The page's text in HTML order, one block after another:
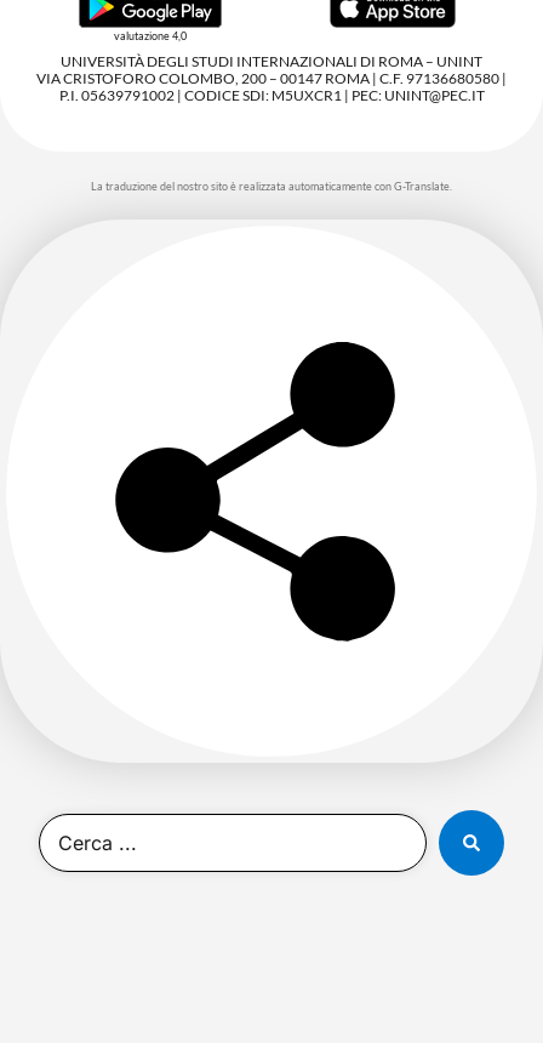
valutazione 4,0
UNIVERSITÀ DEGLI STUDI INTERNAZIONALI DI ROMA – UNINT
VIA CRISTOFORO COLOMBO, 200 – 00147 ROMA | C.F. 97136680580 |
P.I. 05639791002 | CODICE SDI: M5UXCR1 | PEC: UNINT@PEC.IT
La traduzione del nostro sito è realizzata automaticamente con G-Translate.